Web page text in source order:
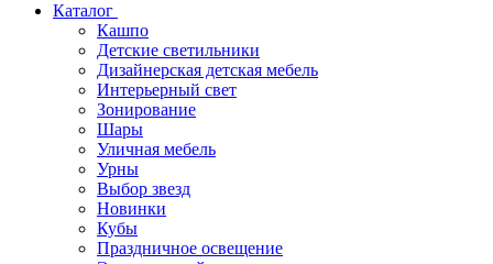
Каталог
Кашпо
Детские светильники
Дизайнерская детская мебель
Интерьерный свет
Зонирование
Шары
Уличная мебель
Урны
Выбор звезд
Новинки
Кубы
Праздничное освещение